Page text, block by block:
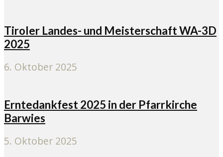
Tiroler Landes- und Meisterschaft WA-3D
2025
6. Oktober 2025
Erntedankfest 2025 in der Pfarrkirche
Barwies
5. Oktober 2025